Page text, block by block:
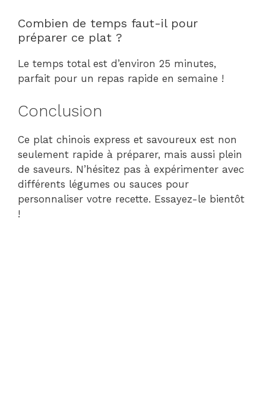
Combien de temps faut-il pour
préparer ce plat ?
Le temps total est d’environ 25 minutes,
parfait pour un repas rapide en semaine !
Conclusion
Ce plat chinois express et savoureux est non
seulement rapide à préparer, mais aussi plein
de saveurs. N’hésitez pas à expérimenter avec
différents légumes ou sauces pour
personnaliser votre recette. Essayez-le bientôt
!